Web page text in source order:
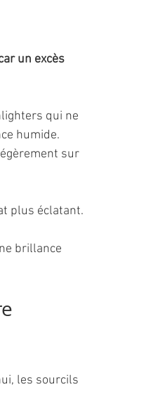
un excès
qui ne
humide.
sur
plus éclatant.
brillance
les sourcils